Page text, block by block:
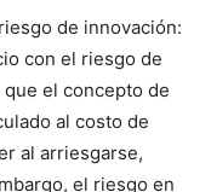
de innovación:
con el riesgo de
el concepto de
al costo de
al arriesgarse,
el riesgo en